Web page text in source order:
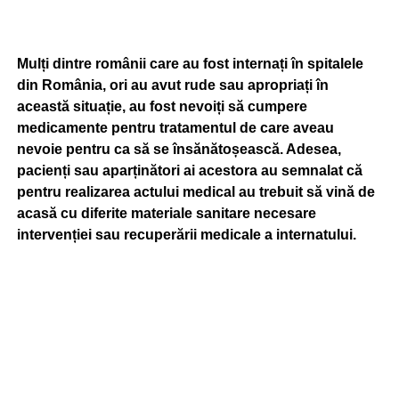
Mulți dintre românii care au fost internați în spitalele
din România, ori au avut rude sau apropriați în
această situație, au fost nevoiți să cumpere
medicamente pentru tratamentul de care aveau
nevoie pentru ca să se însănătoșească. Adesea,
pacienți sau aparținători ai acestora au semnalat că
pentru realizarea actului medical au trebuit să vină de
acasă cu diferite materiale sanitare necesare
intervenției sau recuperării medicale a internatului.